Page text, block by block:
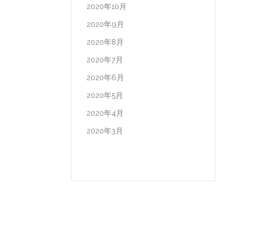
2020年10月
2020年9月
2020年8月
2020年7月
2020年6月
2020年5月
2020年4月
2020年3月